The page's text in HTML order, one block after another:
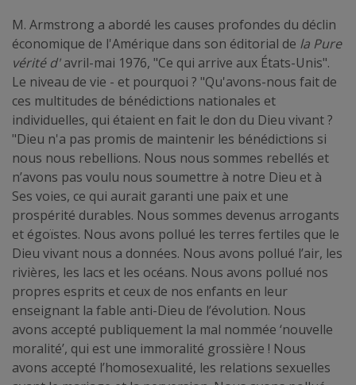
M. Armstrong a abordé les causes profondes du déclin
économique de l'Amérique dans son éditorial de la Pure
vérité d'avril-mai 1976, "Ce qui arrive aux États-Unis".
Le niveau de vie - et pourquoi ? "Qu'avons-nous fait de
ces multitudes de bénédictions nationales et
individuelles, qui étaient en fait le don du Dieu vivant ?
"Dieu n'a pas promis de maintenir les bénédictions si
nous nous rebellions. Nous nous sommes rebellés et
n’avons pas voulu nous soumettre à notre Dieu et à
Ses voies, ce qui aurait garanti une paix et une
prospérité durables. Nous sommes devenus arrogants
et égoïstes. Nous avons pollué les terres fertiles que le
Dieu vivant nous a données. Nous avons pollué l’air, les
rivières, les lacs et les océans. Nous avons pollué nos
propres esprits et ceux de nos enfants en leur
enseignant la fable anti-Dieu de l’évolution. Nous
avons accepté publiquement la mal nommée ‘nouvelle
moralité’, qui est une immoralité grossière ! Nous
avons accepté l’homosexualité, les relations sexuelles